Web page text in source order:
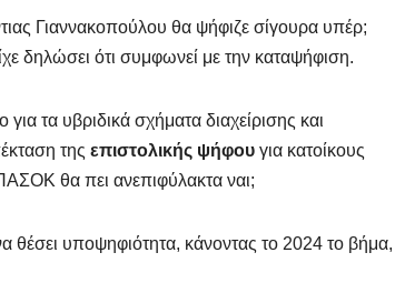
Γιαννακοπούλου θα ψήφιζε σίγουρα υπέρ;
δηλώσει ότι συμφωνεί με την καταψήφιση.
τα υβριδικά σχήματα διαχείρισης και
της επιστολικής ψήφου για κατοίκους
θα πει ανεπιφύλακτα ναι;
θέσει υποψηφιότητα, κάνοντας το 2024 το βήμα,